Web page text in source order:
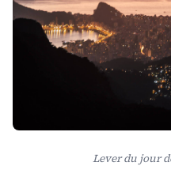
Lever du jour